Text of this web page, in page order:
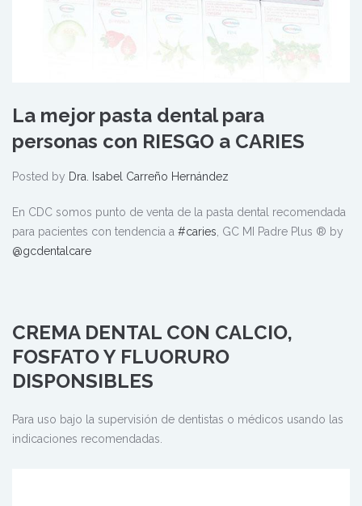
La mejor pasta dental para
personas con RIESGO a CARIES
Posted by Dra. Isabel Carreño Hernández
En CDC somos punto de venta de la pasta dental recomendada
para pacientes con tendencia a #caries , GC MI Padre Plus ®️ by
@gcdentalcare
CREMA DENTAL CON CALCIO,
FOSFATO Y FLUORURO
DISPONSIBLES
Para uso bajo la supervisión de dentistas o médicos usando las
indicaciones recomendadas.